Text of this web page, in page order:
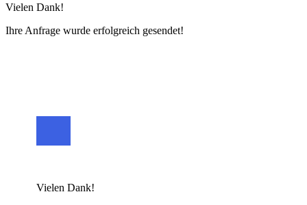
Vielen Dank!
Ihre Anfrage wurde erfolgreich gesendet!
Vielen Dank!